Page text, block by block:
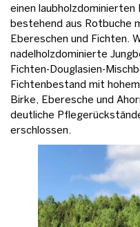
einen laubholzdominierten
bestehend aus Rotbuche
Ebereschen und Fichten.
nadelholzdominierte
Fichten-Douglasien-
Fichtenbestand mit
Birke, Eberesche und
deutliche
erschlossen.